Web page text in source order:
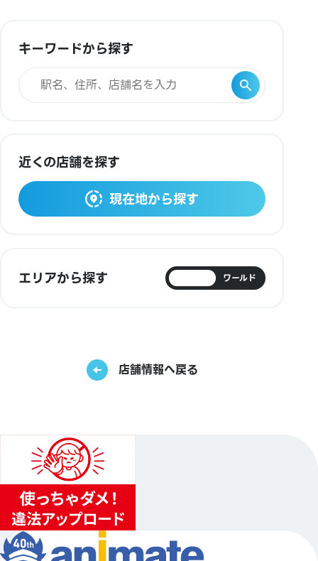
キーワードから探す
近くの店舗を探す
現在地から探す
エリアから探す ワールド
店舗情報へ戻る